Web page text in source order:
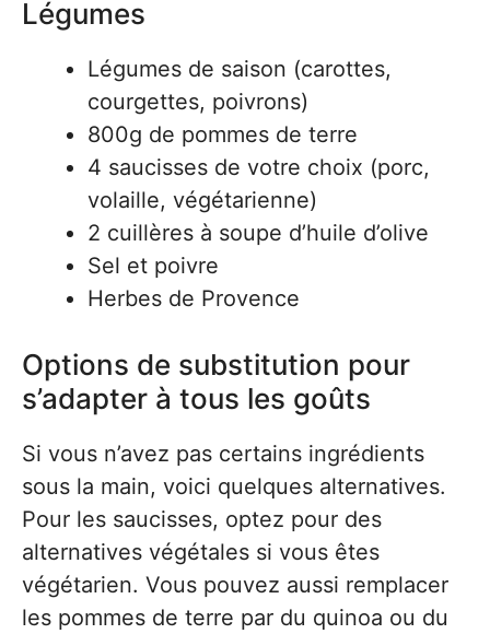
Légumes
Légumes de saison (carottes,
courgettes, poivrons)
800g de pommes de terre
4 saucisses de votre choix (porc,
volaille, végétarienne)
2 cuillères à soupe d’huile d’olive
Sel et poivre
Herbes de Provence
Options de substitution pour
s’adapter à tous les goûts
Si vous n’avez pas certains ingrédients
sous la main, voici quelques alternatives.
Pour les saucisses, optez pour des
alternatives végétales si vous êtes
végétarien. Vous pouvez aussi remplacer
les pommes de terre par du quinoa ou du